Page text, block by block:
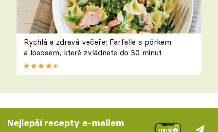
Rychlá a zdravá večeře: Farfalle s pórkem
a lososem, které zvládnete do 30 minut
Nejlepší recepty e-mailem